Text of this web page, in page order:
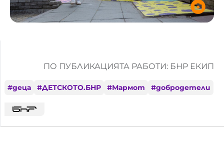
ПО ПУБЛИКАЦИЯТА РАБОТИ: БНР ЕКИП
#деца #ДЕТСКОТО.БНР #Мармот #добродетели